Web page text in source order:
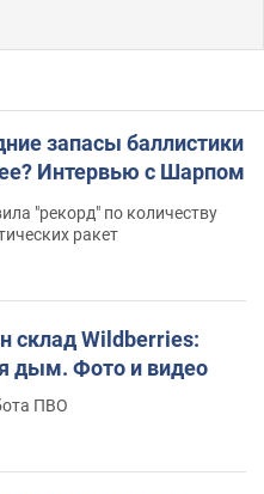
запасы баллистики
Интервью с Шарпом
"рекорд" по количеству
ракет
склад Wildberries:
дым. Фото и видео
ПВО